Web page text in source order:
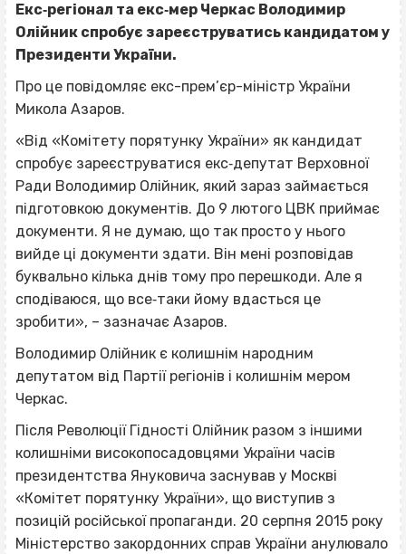
Екс‐регіонал та екс‐мер Черкас Володимир
Олійник спробує зареєструватись кандидатом у
Президенти України.
Про це повідомляє екс-прем’єр-міністр України
Микола Азаров.
«Від «Комітету порятунку України» як кандидат
спробує зареєструватися екс‐депутат Верховної
Ради Володимир Олійник, який зараз займається
підготовкою документів. До 9 лютого ЦВК приймає
документи. Я не думаю, що так просто у нього
вийде ці документи здати. Він мені розповідав
буквально кілька днів тому про перешкоди. Але я
сподіваюся, що все‐таки йому вдасться це
зробити», – зазначає Азаров.
Володимир Олійник є колишнім народним
депутатом від Партії регіонів і колишнім мером
Черкас.
Після Революції Гідності Олійник разом з іншими
колишніми високопосадовцями України часів
президентства Януковича заснував у Москві
«Комітет порятунку України», що виступив з
позицій російської пропаганди. 20 серпня 2015 року
Міністерство закордонних справ України анулювало